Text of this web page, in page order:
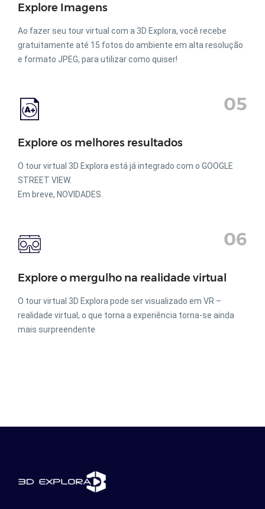
Explore Imagens
Ao fazer seu tour virtual com a 3D Explora, você recebe
gratuitamente até 15 fotos do ambiente em alta resolução
e formato JPEG, para utilizar como quiser!
05
Explore os melhores resultados
O tour virtual 3D Explora está já integrado com o GOOGLE
STREET VIEW.
Em breve, NOVIDADES.
06
Explore o mergulho na realidade virtual
O tour virtual 3D Explora pode ser visualizado em VR –
realidade virtual, o que torna a experiência torna-se ainda
mais surpreendente